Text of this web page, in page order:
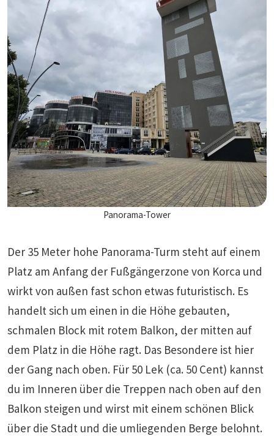
Panorama-Tower
Der 35 Meter hohe Panorama-Turm steht auf einem
Platz am Anfang der Fußgängerzone von Korca und
wirkt von außen fast schon etwas futuristisch. Es
handelt sich um einen in die Höhe gebauten,
schmalen Block mit rotem Balkon, der mitten auf
dem Platz in die Höhe ragt. Das Besondere ist hier
der Gang nach oben. Für 50 Lek (ca. 50 Cent) kannst
du im Inneren über die Treppen nach oben auf den
Balkon steigen und wirst mit einem schönen Blick
über die Stadt und die umliegenden Berge belohnt.